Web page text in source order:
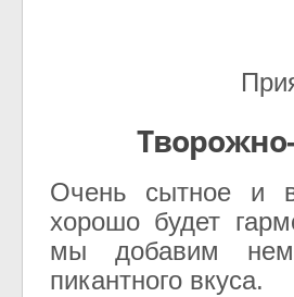
Очень сытное и
хорошо будет
мы добавим
пикантного вкуса.